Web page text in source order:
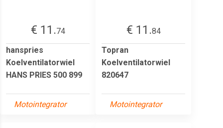
€ 11.74
hanspries
Koelventilatorwiel
HANS PRIES 500 899
Motointegrator
€ 11.84
Topran
Koelventilatorwiel
820647
Motointegrator